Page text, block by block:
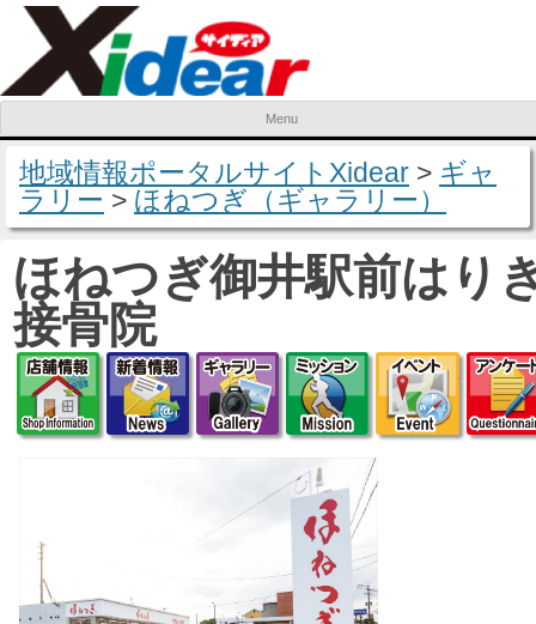
Menu
Skip to content
地域情報ポータルサイトXidear > ギャ
ラリー > ほねつぎ（ギャラリー）
ほねつぎ御井駅前はり
接骨院
店舗情報新着情報ギャラリーミッション
イベ